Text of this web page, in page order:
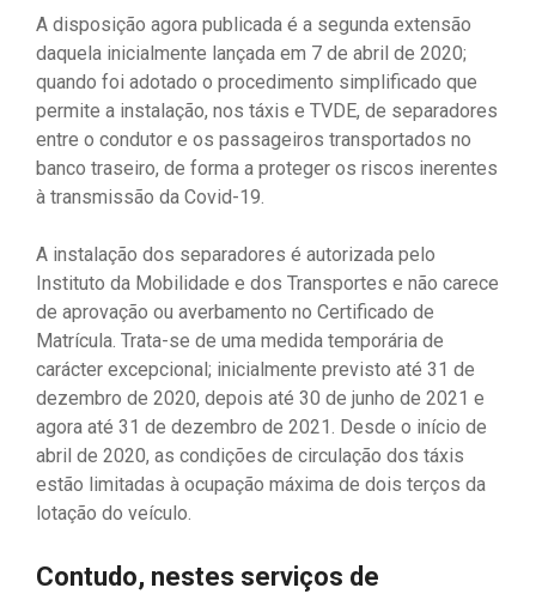
A disposição agora publicada é a segunda extensão
daquela inicialmente lançada em 7 de abril de 2020;
quando foi adotado o procedimento simplificado que
permite a instalação, nos táxis e TVDE, de separadores
entre o condutor e os passageiros transportados no
banco traseiro, de forma a proteger os riscos inerentes
à transmissão da Covid-19.
A instalação dos separadores é autorizada pelo
Instituto da Mobilidade e dos Transportes e não carece
de aprovação ou averbamento no Certificado de
Matrícula. Trata-se de uma medida temporária de
carácter excepcional; inicialmente previsto até 31 de
dezembro de 2020, depois até 30 de junho de 2021 e
agora até 31 de dezembro de 2021. Desde o início de
abril de 2020, as condições de circulação dos táxis
estão limitadas à ocupação máxima de dois terços da
lotação do veículo.
Contudo, nestes serviços de